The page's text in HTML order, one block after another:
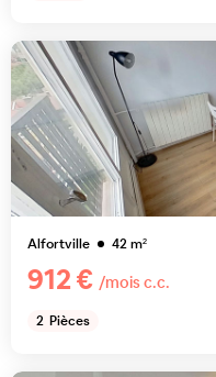
Alfortville 42m²
912 € /mois c.c.
2 Pièces